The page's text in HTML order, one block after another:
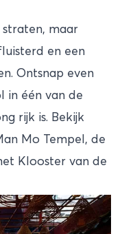
straten, maar
en een
Ontsnap even
in één van de
rijk is. Bekijk
Mo Tempel, de
Klooster van de